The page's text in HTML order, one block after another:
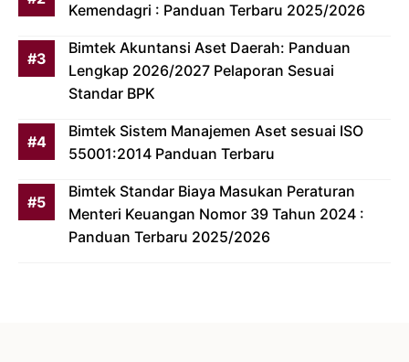
Kemendagri : Panduan Terbaru 2025/2026
Bimtek Akuntansi Aset Daerah: Panduan
Lengkap 2026/2027 Pelaporan Sesuai
Standar BPK
Bimtek Sistem Manajemen Aset sesuai ISO
55001:2014 Panduan Terbaru
Bimtek Standar Biaya Masukan Peraturan
Menteri Keuangan Nomor 39 Tahun 2024 :
Panduan Terbaru 2025/2026